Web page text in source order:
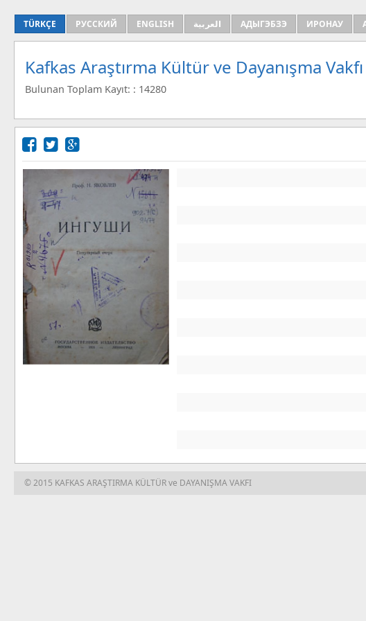
TÜRKÇE РУССКИЙ ENGLISH العربية АДЫГЭБЗЭ ИРОНАУ
Kafkas Araştırma Kültür ve Dayanışma
Bulunan Toplam Kayıt: : 14280
© 2015 KAFKAS ARAŞTIRMA KÜLTÜR ve DAYANIŞMA VAKFI